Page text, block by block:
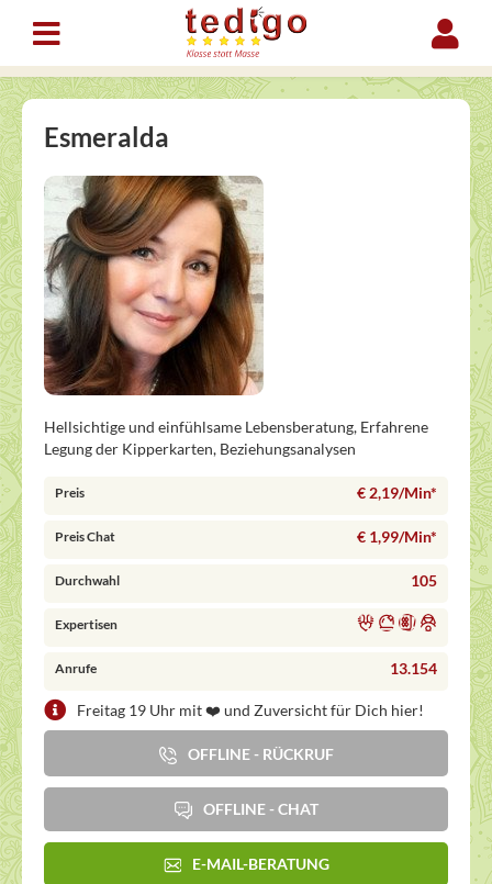
Esmeralda
Hellsichtige und einfühlsame Lebensberatung, Erfahrene
Legung der Kipperkarten, Beziehungsanalysen
Preis € 2,19/Min*
Preis Chat € 1,99/Min*
Durchwahl 105
Expertisen
Anrufe 13.154
Freitag 19 Uhr mit ❤️ und Zuversicht für Dich hier!
OFFLINE - RÜCKRUF
OFFLINE - CHAT
E-MAIL-BERATUNG